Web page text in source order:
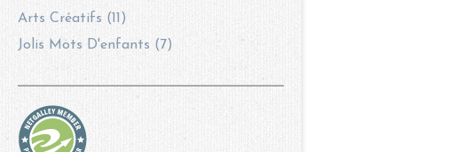
Arts Créatifs (11)
Jolis Mots D'enfants (7)